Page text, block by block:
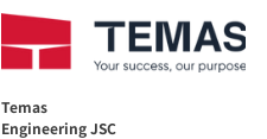
Temas
Engineering JSC